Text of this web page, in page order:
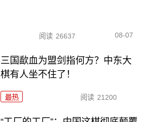
阅读 26637 08-07
三国歃血为盟剑指何方？中东大
棋有人坐不住了！
最热 阅读 21200